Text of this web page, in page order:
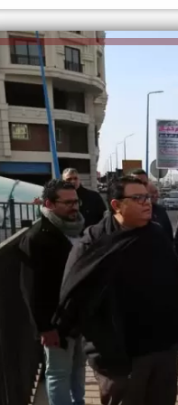
شرشر تكتب: دي مبقتش كورة..
دي سياسة